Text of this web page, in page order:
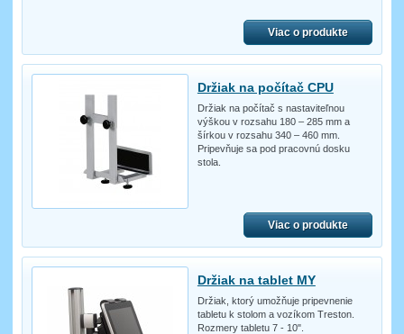
Viac o produkte
Držiak na počítač CPU
Držiak na počítač s nastaviteľnou
výškou v rozsahu 180 – 285 mm a
šírkou v rozsahu 340 – 460 mm.
Pripevňuje sa pod pracovnú dosku
stola.
Viac o produkte
Držiak na tablet MY
Držiak, ktorý umožňuje pripevnenie
tabletu k stolom a vozíkom Treston.
Rozmery tabletu 7 - 10".